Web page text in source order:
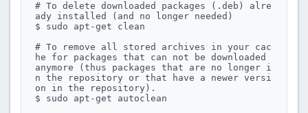
# To delete downloaded packages (.deb) alre
ady installed (and no longer needed)
$ sudo apt-get clean
# To remove all stored archives in your cac
he for packages that can not be downloaded
anymore (thus packages that are no longer i
n the repository or that have a newer versi
on in the repository).
$ sudo apt-get autoclean